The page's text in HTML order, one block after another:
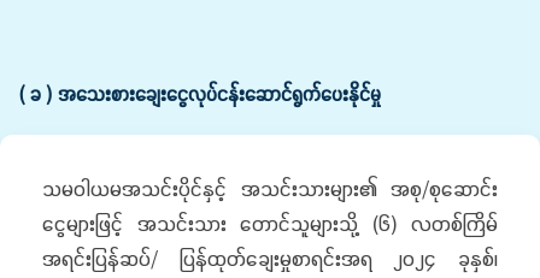
( ခ ) အသေးစားချေးငွေလုပ်ငန်းဆောင်ရွက်ပေးနိုင်မှု
သမဝါယမအသင်းပိုင်နှင့် အသင်းသားများ၏ အစု/စုဆောင်း
ငွေများဖြင့် အသင်းသား တောင်သူများသို့ (၆) လတစ်ကြိမ်
အရင်းပြန်ဆပ်/ ပြန်ထုတ်ချေးမှုစာရင်းအရ ၂၀၂၄ ခုနှစ်၊